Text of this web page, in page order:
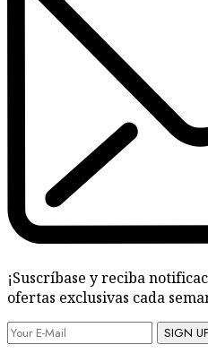
¡Suscríbase y reciba
ofertas exclusivas cada
SIGN